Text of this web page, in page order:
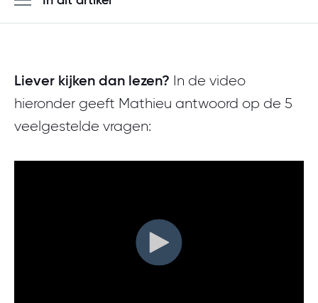
Liever kijken dan lezen? In de video
hieronder geeft Mathieu antwoord op de 5
veelgestelde vragen: